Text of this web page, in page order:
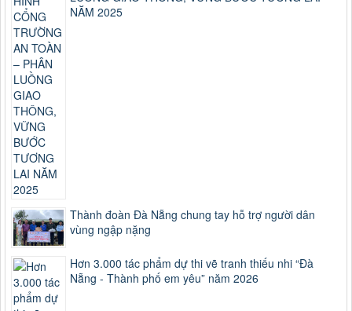
NĂM 2025
Thành đoàn Đà Nẵng chung tay hỗ trợ người dân
vùng ngập nặng
Hơn 3.000 tác phẩm dự thi vẽ tranh thiếu nhi “Đà
Nẵng - Thành phố em yêu” năm 2026